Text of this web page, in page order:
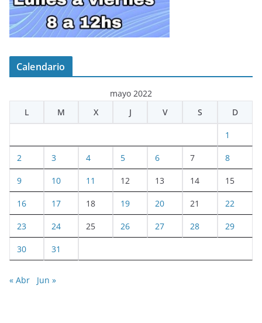
Calendario
mayo 2022
L
M X J V S D
1
2 3 4 5 6 7 8
9 10 11 12 13 14 15
16 17 18 19 20 21 22
23 24 25 26 27 28 29
30 31
« Abr Jun »